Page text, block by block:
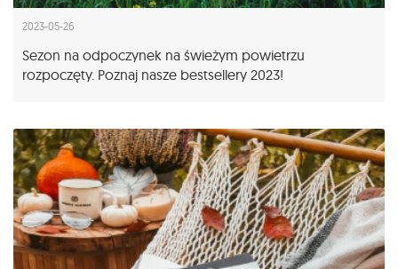
2023-05-26
Sezon na odpoczynek na świeżym powietrzu
rozpoczęty. Poznaj nasze bestsellery 2023!